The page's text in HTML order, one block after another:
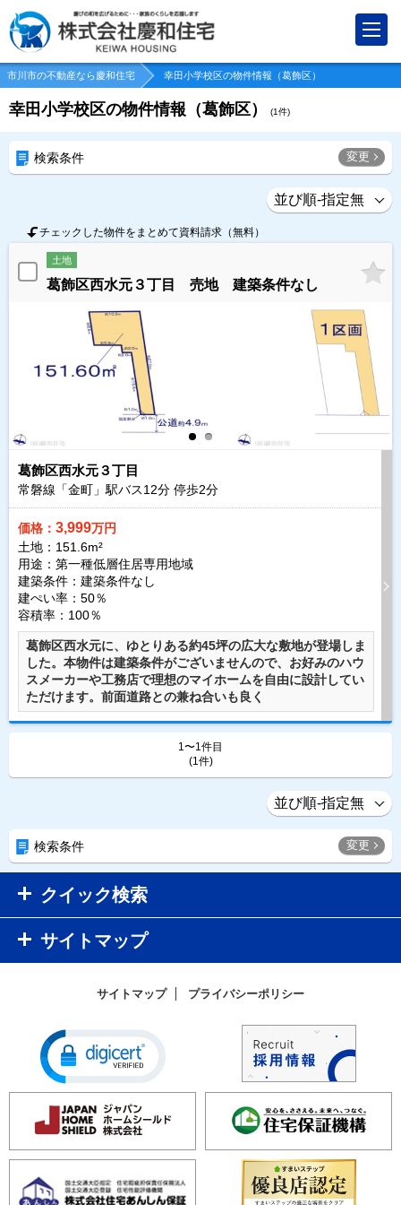
市川市の不動産なら慶和住宅 幸田小学校区の物件情報（葛飾区）
幸田小学校区の物件情報（葛飾区） (1件)
検索条件 変更
チェックした物件をまとめて資料請求（無料）
土地
葛飾区西水元３丁目 売地 建築条件なし
葛飾区西水元３丁目
常磐線「金町」駅バス12分 停歩2分
価格： 3,999万円
土地：151.6m²
用途：第一種低層住居専用地域
建築条件： 建築条件なし
建ぺい率：50％
容積率：100％
葛飾区西水元に、ゆとりある約45坪の広大な敷地が登場しま
した。本物件は建築条件がございませんので、お好みのハウ
スメーカーや工務店で理想のマイホームを自由に設計してい
ただけます。前面道路との兼ね合いも良く
1〜1件目
(1件)
検索条件 変更
クイック検索
サイトマップ
サイトマップ プライバシーポリシー